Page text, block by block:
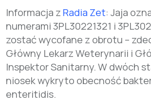
Informacja z Radia Zet: Jaja
numerami 3PL30221321 i
zostać wycofane z obrotu –
Główny Lekarz Weterynarii i
Inspektor Sanitarny. W dwóch
niosek wykryto obecność
enteritidis.